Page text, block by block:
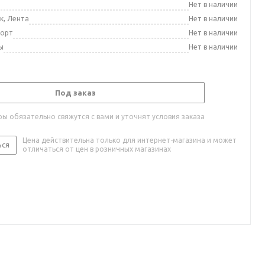
Нет в наличии
Лента
Нет в наличии
Нет в наличии
Нет в наличии
Под заказ
обязательно свяжутся с вами и уточнят условия заказа
Цена действительна только для интернет-магазина и может
отличаться от цен в розничных магазинах